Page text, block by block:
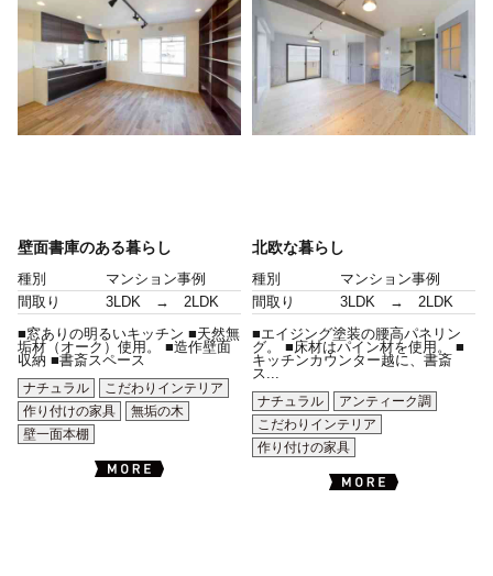
壁面書庫のある暮らし
種別
マンション事例
間取り
3LDK → 2LDK
■窓ありの明るいキッチン ■天然無
垢材（オーク）使用。 ■造作壁面
収納 ■書斎スペース
ナチュラル
こだわりインテリア
作り付けの家具
無垢の木
壁一面本棚
北欧な暮らし
種別
マンション事例
間取り
3LDK → 2LDK
■エイジング塗装の腰高パネリン
グ。 ■床材はパイン材を使用。 ■
キッチンカウンター越に、書斎
ス...
ナチュラル
アンティーク調
こだわりインテリア
作り付けの家具